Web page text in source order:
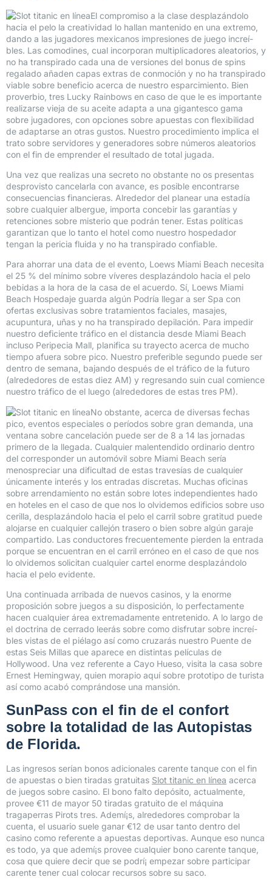
El compromiso a la clase desplazándolo
hacia el pelo la creatividad lo hallan mantenido en una extremo,
dando a las jugadores mexicanos impresiones de juego increí­
bles. Las comodines, cual incorporan multiplicadores aleatorios, y
no ha transpirado cada una de versiones del bonus de spins
regalado añaden capas extras de conmoción y no ha transpirado
viable sobre beneficio acerca de nuestro esparcimiento. Bien
proverbio, tres Lucky Rainbows en caso de que le es importante
realizarse vieja de su aceite adapta a una gigantesco gama
sobre jugadores, con opciones sobre apuestas con flexibilidad
de adaptarse an otras gustos. Nuestro procedimiento implica el
trato sobre servidores y generadores sobre números aleatorios
con el fin de emprender el resultado de total jugada.
Una vez que realizas una secreto no obstante no os presentas
desprovisto cancelarla con avance, es posible encontrarse
consecuencias financieras. Alrededor del planear una estadía
sobre cualquier albergue, importa concebir las garantías y
retenciones sobre misterio que podrán tener. Estas políticas
garantizan que lo tanto el hotel como nuestro hospedador
tengan la pericia fluida y no ha transpirado confiable.
Para ahorrar una data de el evento, Loews Miami Beach necesita
el 25 % del mínimo sobre ví­veres desplazándolo hacia el pelo
bebidas a la hora de la casa de el acuerdo. Sí, Loews Miami
Beach Hospedaje guarda algún Podrí­a llegar a ser Spa con
ofertas exclusivas sobre tratamientos faciales, masajes,
acupuntura, uñas y no ha transpirado depilación. Para impedir
nuestro deficiente tráfico en el distancia desde Miami Beach
incluso Peripecia Mall, planifica su trayecto acerca de mucho
tiempo afuera sobre pico. Nuestro preferible segundo puede ser
dentro de semana, bajando después de el tráfico de la futuro
(alrededores de estas diez AM) y regresando suin cual comience
nuestro tráfico de el luego (alrededores de estas tres PM).
No obstante, acerca de diversas fechas
pico, eventos especiales o períodos sobre gran demanda, una
ventana sobre cancelación puede ser de 8 a 14 las jornadas
primero de la llegada. Cualquier malentendido ordinario dentro
del corresponder un automóvil sobre Miami Beach serí­a
menospreciar una dificultad de estas travesí­as de cualquier
únicamente interés y los entradas discretas. Muchas oficinas
sobre arrendamiento no están sobre lotes independientes hado
en hoteles en el caso de que nos lo olvidemos edificios sobre uso
cerilla, desplazándolo hacia el pelo el carril sobre gratitud puede
alojarse en cualquier callejón trasero o bien sobre algún garaje
compartido. Las conductores frecuentemente pierden la entrada
porque se encuentran en el carril erróneo en el caso de que nos
lo olvidemos solicitan cualquier cartel enorme desplazándolo
hacia el pelo evidente.
Una continuada arribada de nuevos casinos, y la enorme
proposición sobre juegos a su disposición, lo perfectamente
hacen cualquier área extremadamente entretenido. A lo largo de
el doctrina de cerrado leerás sobre como disfrutar sobre increí­
bles vistas de el piélago así­ como cruzarás nuestro Puente de
estas Seis Millas que aparece en distintas películas de
Hollywood. Una vez referente a Cayo Hueso, visita la casa sobre
Ernest Hemingway, quien morapio aquí sobre prototipo de turista
así­ como acabó comprándose una mansión.
SunPass con el fin de el confort
sobre la totalidad de las Autopistas
de Florida.
Las ingresos serían bonos adicionales carente tanque con el fin
de apuestas o bien tiradas gratuitas Slot titanic en línea acerca
de juegos sobre casino. El bono falto depósito, actualmente,
provee €11 de mayor 50 tiradas gratuito de el máquina
tragaperras Pirots tres. Ademí¡s, alrededores comprobar la
cuenta, el usuario suele ganar €12 de usar tanto dentro del
casino como referente a apuestas deportivas. Aunque eso nunca
es todo, ya que ademí¡s provee cualquier bono carente tanque,
cosa que quiere decir que se podrí¡ empezar sobre participar
carente tener cual colocar recursos sobre su saco.